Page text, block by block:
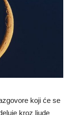
koji će se
kroz ljude